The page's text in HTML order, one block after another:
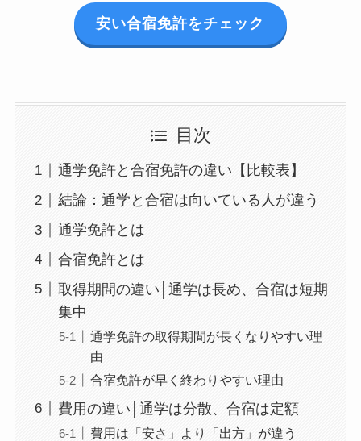
安い合宿免許をチェック
目次
通学免許と合宿免許の違い【比較表】
結論：通学と合宿は向いている人が違う
通学免許とは
合宿免許とは
取得期間の違い│通学は長め、合宿は短期
集中
通学免許の取得期間が長くなりやすい理
由
合宿免許が早く終わりやすい理由
費用の違い│通学は分散、合宿は定額
費用は「安さ」より「出方」が違う